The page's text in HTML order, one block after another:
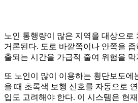
노인 통행량이 많은 지역을 대상으로
거론된다. 도로 바깥쪽이나 안쪽을
출되는 시간을 가급적 줄여 위험을 막
또 노인이 많이 이용하는 횡단보도에
을 때 초록색 보행 신호를 자동으로
입도 고려해야 한다. 이 시스템은 현